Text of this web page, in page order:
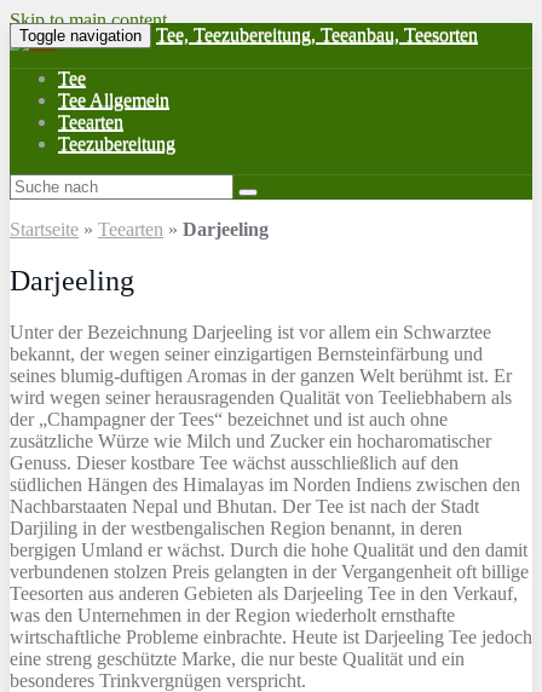
Skip to main content
Toggle navigation Tee, Teezubereitung, Teeanbau, Teesorten
Tee
Tee Allgemein
Teearten
Teezubereitung
Startseite » Teearten » Darjeeling
Darjeeling
Unter der Bezeichnung Darjeeling ist vor allem ein Schwarztee
bekannt, der wegen seiner einzigartigen Bernsteinfärbung und
seines blumig-duftigen Aromas in der ganzen Welt berühmt ist. Er
wird wegen seiner herausragenden Qualität von Teeliebhabern als
der „Champagner der Tees“ bezeichnet und ist auch ohne
zusätzliche Würze wie Milch und Zucker ein hocharomatischer
Genuss. Dieser kostbare Tee wächst ausschließlich auf den
südlichen Hängen des Himalayas im Norden Indiens zwischen den
Nachbarstaaten Nepal und Bhutan. Der Tee ist nach der Stadt
Darjiling in der westbengalischen Region benannt, in deren
bergigen Umland er wächst. Durch die hohe Qualität und den damit
verbundenen stolzen Preis gelangten in der Vergangenheit oft billige
Teesorten aus anderen Gebieten als Darjeeling Tee in den Verkauf,
was den Unternehmen in der Region wiederholt ernsthafte
wirtschaftliche Probleme einbrachte. Heute ist Darjeeling Tee jedoch
eine streng geschützte Marke, die nur beste Qualität und ein
besonderes Trinkvergnügen verspricht.